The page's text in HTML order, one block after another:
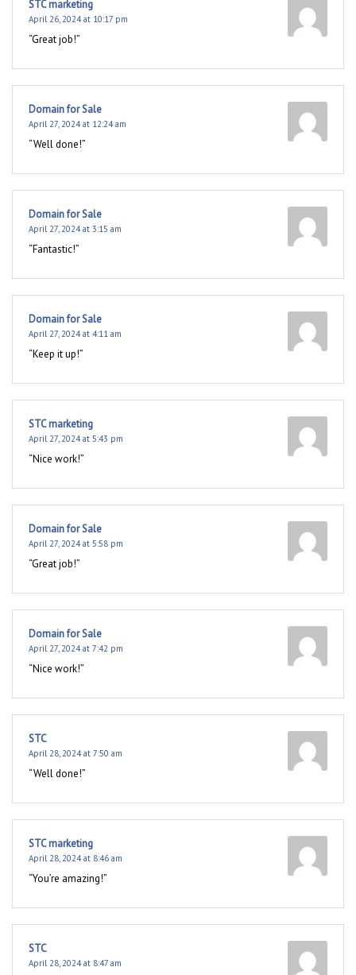
STC marketing
April 26, 2024 at 10:17 pm
“Great job!”
Domain for Sale
April 27, 2024 at 12:24 am
“Well done!”
Domain for Sale
April 27, 2024 at 3:15 am
“Fantastic!”
Domain for Sale
April 27, 2024 at 4:11 am
“Keep it up!”
STC marketing
April 27, 2024 at 5:43 pm
“Nice work!”
Domain for Sale
April 27, 2024 at 5:58 pm
“Great job!”
Domain for Sale
April 27, 2024 at 7:42 pm
“Nice work!”
STC
April 28, 2024 at 7:50 am
“Well done!”
STC marketing
April 28, 2024 at 8:46 am
“You’re amazing!”
STC
April 28, 2024 at 8:47 am